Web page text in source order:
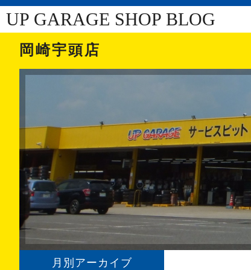
UP GARAGE SHOP BLOG
岡崎宇頭店
月別アーカイブ